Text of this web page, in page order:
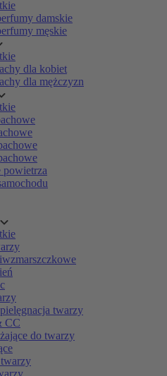
damskie
męskie
dla kobiet
dla mężczyzn
powietrza
twarzy
CC
do twarzy